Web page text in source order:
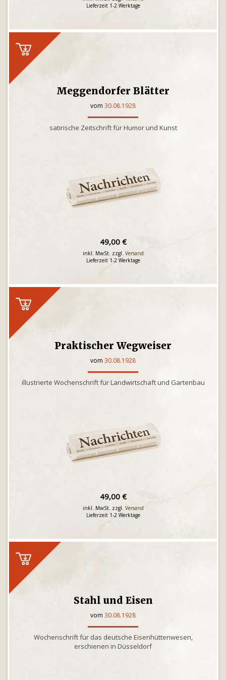
Lieferzeit 1-2 Werktage
Meggendorfer Blätter
vom 30.08.1928
satirische Zeitschrift für Humor und Kunst
49,00 €
inkl. MwSt. zzgl. Versand
Lieferzeit 1-2 Werktage
Praktischer Wegweiser
vom 30.08.1928
illustrierte Wochenschrift für Landwirtschaft und Gartenbau
49,00 €
inkl. MwSt. zzgl. Versand
Lieferzeit 1-2 Werktage
Stahl und Eisen
vom 30.08.1928
Wochenschrift für das deutsche Eisenhüttenwesen,
erschienen in Düsseldorf